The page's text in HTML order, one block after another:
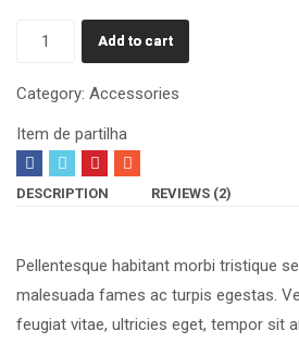
Add to cart
Category: Accessories
Item de partilha
DESCRIPTION REVIEWS (2)
Pellentesque habitant morbi tristique
malesuada fames ac turpis egestas.
feugiat vitae, ultricies eget, tempor sit